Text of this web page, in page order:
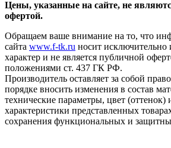
Цены, указанные на сайте, не
офертой.
Обращаем ваше внимание на то, что
сайта www.f-tk.ru носит
характер и не является публичной
положениями ст. 437 ГК РФ.
Производитель оставляет за собой
порядке вносить изменения в состав
технические параметры, цвет (оттенок)
характеристики представленных
сохранения функциональных и